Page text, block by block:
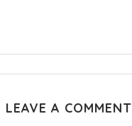
LEAVE A COMMENT